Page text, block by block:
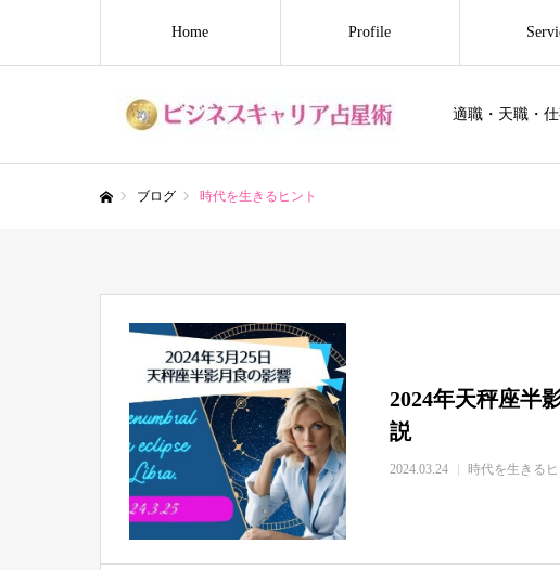
適職・天職・
Home Profile
ブログ 時代を生きるヒント
2024年天秤座半
説
2024.03.24 時代を生きるヒ